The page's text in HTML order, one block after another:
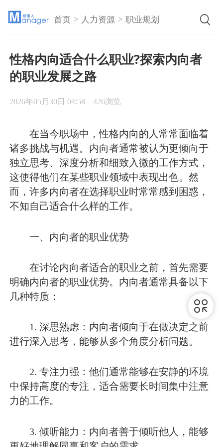
首页 > 人力资源 >职业规划
性格内向适合什么职业?探索内向者
的职业发展之路
2026年05月30日 04:58 426浏览
在当今职场中，性格内向的人常常面临着
诸多挑战与机遇。内向者通常被认为更倾向于
独立思考、深度分析和细致入微的工作方式，
这使得他们在某些职业领域中表现出色。然
而，许多内向者在选择职业时常常感到困惑，
不知自己适合什么样的工作。
一、内向者的职业优势
在讨论内向者适合的职业之前，首先需要
明确内向者的职业优势。内向者通常具备以下
几种特质：
1. 深思熟虑：内向者倾向于在做决定之前
进行深入思考，能够从多个角度分析问题。
2. 专注力强：他们通常能够在安静的环境
中保持高度的专注，适合需要长时间集中注意
力的工作。
3. 倾听能力：内向者善于倾听他人，能够